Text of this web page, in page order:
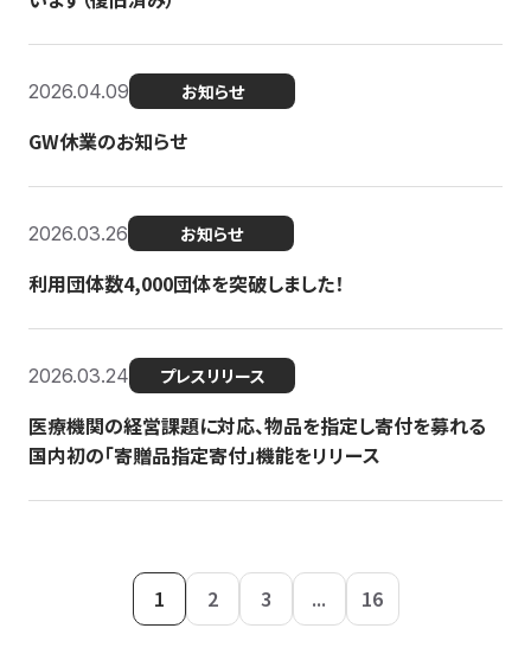
2026.04.09 お知らせ
GW休業のお知らせ
2026.03.26 お知らせ
利用団体数4,000団体を突破しました！
2026.03.24 プレスリリース
医療機関の経営課題に対応、物品を指定し寄付を募れる
国内初の「寄贈品指定寄付」機能をリリース
1 2 3 ... 16